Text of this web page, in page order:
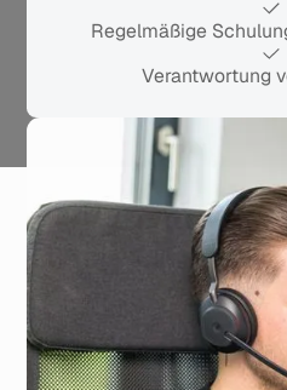
Regelmäßige
Verantwortung